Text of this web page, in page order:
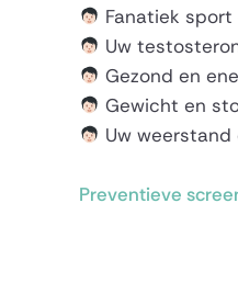
Fanatiek
Uw
Gezond en
Gewicht en
Uw
Preventieve